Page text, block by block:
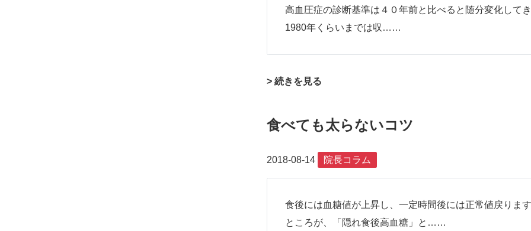
高血圧症の診断基準は４０年前と比べると随分変化して
1980年くらいまでは収……
> 続きを見る
食べても太らないコツ
2018-08-14 院長コラム
食後には血糖値が上昇し、一定時間後には正常値戻りま
ところが、「隠れ食後高血糖」と……